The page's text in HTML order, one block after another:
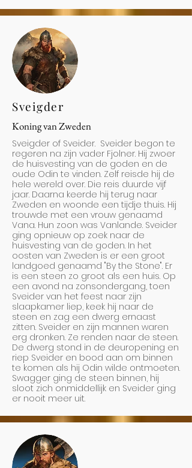
Sveigder
Koning van Zweden
Sveigder of Sveider. Sveider begon te
regeren na zijn vader Fjolner. Hij zwoer
de huisvesting van de goden en de
oude Odin te vinden. Zelf reisde hij de
hele wereld over. Die reis duurde vijf
jaar. Daarna keerde hij terug naar
Zweden en woonde een tijdje thuis. Hij
trouwde met een vrouw genaamd
Vana. Hun zoon was Vanlande. Sveider
ging opnieuw op zoek naar de
huisvesting van de goden. In het
oosten van Zweden is er een groot
landgoed genaamd "By the Stone". Er
is een steen zo groot als een huis. Op
een avond na zonsondergang, toen
Sveider van het feest naar zijn
slaapkamer liep, keek hij naar de
steen en zag een dwerg ernaast
zitten. Sveider en zijn mannen waren
erg dronken. Ze renden naar de steen.
De dwerg stond in de deuropening en
riep Sveider en bood aan om binnen
te komen als hij Odin wilde ontmoeten.
Swagger ging de steen binnen, hij
sloot zich onmiddellijk en Sveider ging
er nooit meer uit.